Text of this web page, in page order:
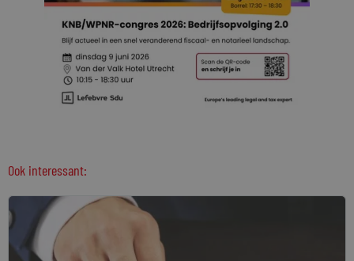
Ook interessant: